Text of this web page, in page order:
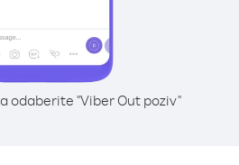
odaberite "Viber Out poziv"